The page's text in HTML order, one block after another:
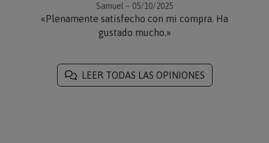
Samuel – 05/10/2025
«Plenamente satisfecho con mi compra. Ha
gustado mucho.»
LEER TODAS LAS OPINIONES